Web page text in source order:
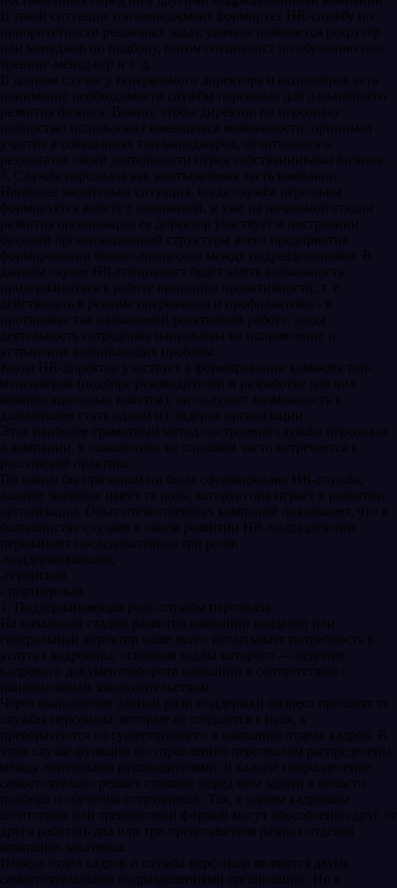
В такой ситуации топ-менеджмент формирует HR-службу по
приоритетности решаемых задач: сначала появляется рекрутер
или менеджер по подбору, потом специалист по обучению или
тренинг-менеджер и т. д.
В данном случае у генерального директора и акционеров есть
понимание необходимости службы персонала для дальнейшего
развития бизнеса. Важно, чтобы директор по персоналу
полностью использовал имеющиеся возможности: принимал
участие в совещаниях топ-менеджеров, отчитывался о
результатах своей деятельности перед собственниками бизнеса.
3. Служба персонала как неотъемлемая часть компании.
Наиболее желательна ситуация, когда служба персонала
формируется вместе с компанией, и уже на начальной стадии
развития организации ее директор участвует в построении
будущей организационной структуры всего предприятия
формировании бизнес-процессов между подразделениями. В
данном случае HR-специалист будет иметь возможность
придерживаться в работе принципа проактивности, т. е.
действовать в режиме опережения и профилактики - в
противовес так называемой реактивной работе, когда
деятельность сотрудника направлена на исправление и
устранение возникающих проблем.
Когда HR-директор участвует в формировании команды топ-
менеджеров (подборе руководителей и разработке для них
компенсационных пакетов), он получает возможность в
дальнейшем стать одним из лидеров организации.
Этот наиболее грамотный метод построения службы персонала
в компании, к сожалению, не слишком часто встречается в
российской практике.
По каким бы причинам ни была сформирована HR-служба,
важное значение имеет та роль, которую она играет в развитии
организации. Опыт отечественных компаний показывает, что в
большинстве случаев в своем развитии HR-подразделение
переживает последовательно три роли:
-поддерживающая,
-сервисная,
- партнерская.
1. Поддерживающая роль службы персонала.
На начальной стадии развития компании владелец или
генеральный директор чаше всего испытывает потребность в
услугах кадровика, основная задача которого — ведение
кадрового документооборота компании в соответствии с
национальным законодательством.
Через выполнение данной роли поддержки бизнеса проходят те
службы персонала, которые не создаются с нуля, а
преобразуются из существующего в компании отдела кадров. В
этом случае функции по управлению персоналом распределены
между линейными руководителями, и каждое подразделение
самостоятельно решает стоящие перед ним задачи в области
подбора и обучения сотрудников. Так, с одним кадровым
агентством или тренинговой фирмой могут обособленно друг от
друга работать два или три представителя разных отделов
компании-заказчика.
Иногда отдел кадров и служба персонала являются двумя
самостоятельными подразделениями организации. Но в